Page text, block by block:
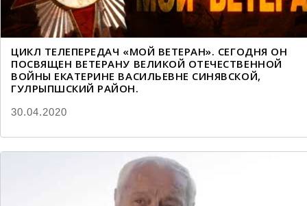
ЦИКЛ ТЕЛЕПЕРЕДАЧ «МОЙ ВЕТЕРАН». СЕГОДНЯ ОН
ПОСВЯЩЕН ВЕТЕРАНУ ВЕЛИКОЙ ОТЕЧЕСТВЕННОЙ
ВОЙНЫ ЕКАТЕРИНЕ ВАСИЛЬЕВНЕ СИНЯВСКОЙ,
ГУЛРЫПШСКИЙ РАЙОН.
30.04.2020